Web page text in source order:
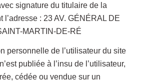
signature du titulaire de la
l’adresse : 23 AV. GÉNÉRAL DE
MARTIN-DE-RÉ
personnelle de l’utilisateur du site
publiée à l’insu de l’utilisateur,
cédée ou vendue sur un